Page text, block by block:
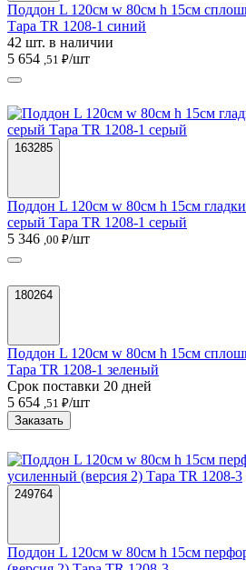
Поддон L 120см w 80см h 15см
Тара TR 1208-1 синий
42 шт. в наличии
5 654 ,51 ₽/шт
163285
Поддон L 120см w 80см h 15см
серый Тара TR 1208-1 серый
5 346 ,00 ₽/шт
180264
Поддон L 120см w 80см h 15см
Тара TR 1208-1 зеленый
Срок поставки 20 дней
5 654 ,51 ₽/шт
Заказать
249764
Поддон L 120см w 80см h 15см